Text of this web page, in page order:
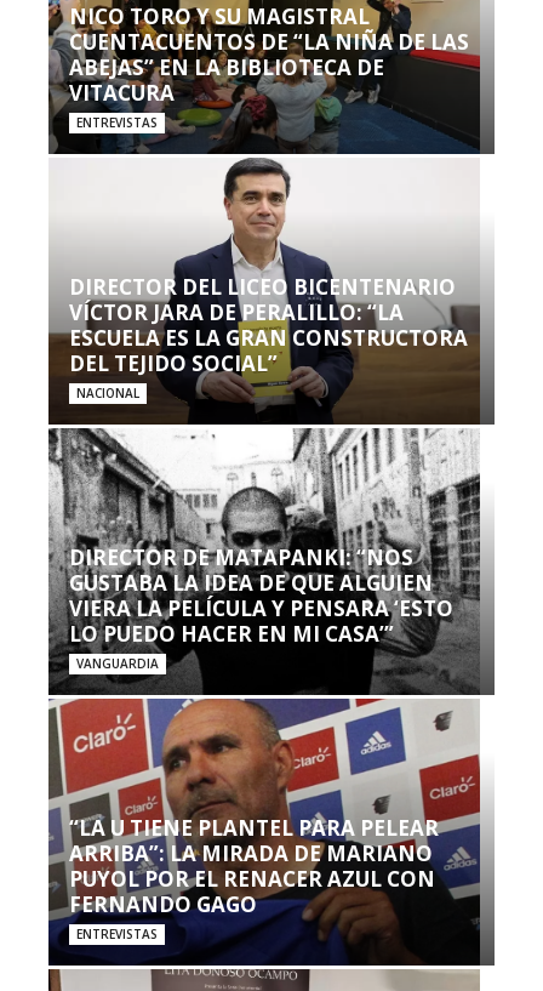
NICO TORO Y SU MAGISTRAL
CUENTACUENTOS DE “LA NIÑA DE LAS
ABEJAS” EN LA BIBLIOTECA DE
VITACURA
ENTREVISTAS
DIRECTOR DEL LICEO BICENTENARIO
VÍCTOR JARA DE PERALILLO: “LA
ESCUELA ES LA GRAN CONSTRUCTORA
DEL TEJIDO SOCIAL”
NACIONAL
DIRECTOR DE MATAPANKI: “NOS
GUSTABA LA IDEA DE QUE ALGUIEN
VIERA LA PELÍCULA Y PENSARA ‘ESTO
LO PUEDO HACER EN MI CASA’”
VANGUARDIA
“LA U TIENE PLANTEL PARA PELEAR
ARRIBA”: LA MIRADA DE MARIANO
PUYOL POR EL RENACER AZUL CON
FERNANDO GAGO
ENTREVISTAS